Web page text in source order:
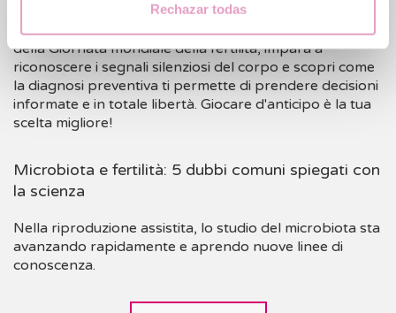
Rechazar todas
Prendersi cura della salute riproduttiva va ben oltre il
desiderio di una gravidanza immediata. In occasione
della Giornata mondiale della fertilità, impara a
riconoscere i segnali silenziosi del corpo e scopri come
la diagnosi preventiva ti permette di prendere decisioni
informate e in totale libertà. Giocare d'anticipo è la tua
scelta migliore!
Microbiota e fertilità: 5 dubbi comuni spiegati con
la scienza
Nella riproduzione assistita, lo studio del microbiota sta
avanzando rapidamente e aprendo nuove linee di
conoscenza.